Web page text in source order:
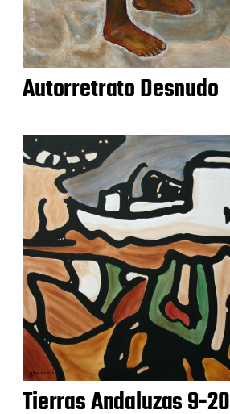
Autorretrato Desnudo
Tierras Andaluzas 9-20